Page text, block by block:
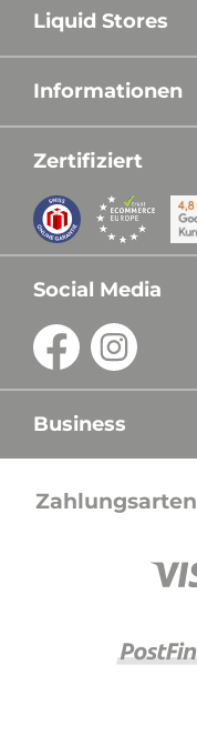
Liquid Stores
Informationen
Zertifiziert
Social Media
Business
Zahlungsarten